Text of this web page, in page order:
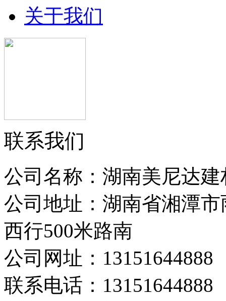
关于我们
联系我们
公司名称：湖南美尼达
公司地址：湖南省湘潭
西行500米路南
公司网址：13151644888
联系电话：13151644888